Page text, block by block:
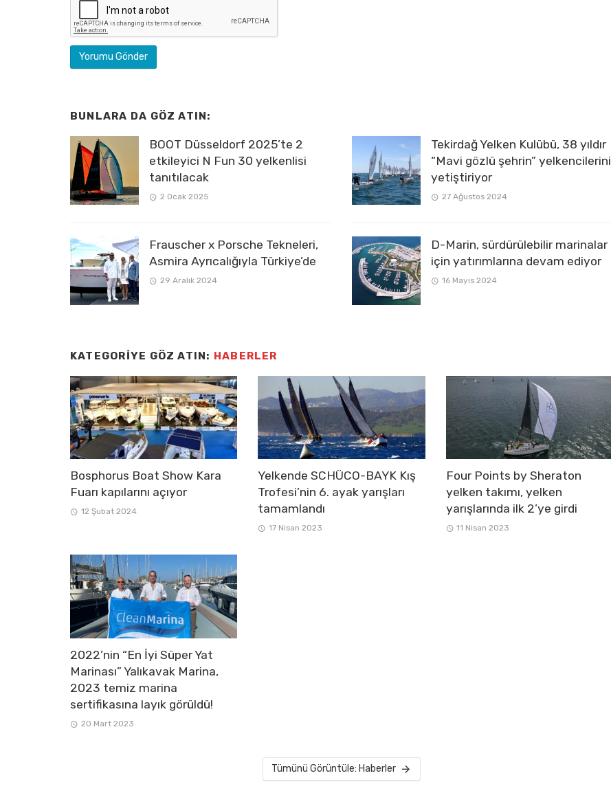
BUNLARA DA GÖZ ATIN:
BOOT Düsseldorf 2025’te 2
etkileyici N Fun 30 yelkenlisi
tanıtılacak
2 Ocak 2025
Frauscher x Porsche Tekneleri,
Asmira Ayrıcalığıyla Türkiye’de
29 Aralık 2024
Tekirdağ Yelken Kulübü, 38 yıldır
“Mavi gözlü şehrin” yelkencilerini
yetiştiriyor
27 Ağustos 2024
D-Marin, sürdürülebilir marinalar
için yatırımlarına devam ediyor
16 Mayıs 2024
KATEGORIYE GÖZ ATIN: HABERLER
Bosphorus Boat Show Kara
Fuarı kapılarını açıyor
12 Şubat 2024
Yelkende SCHÜCO-BAYK Kış
Trofesi’nin 6. ayak yarışları
tamamlandı
17 Nisan 2023
Four Points by Sheraton
yelken takımı, yelken
yarışlarında ilk 2’ye girdi
11 Nisan 2023
2022’nin “En İyi Süper Yat
Marinası” Yalıkavak Marina,
2023 temiz marina
sertifikasına layık görüldü!
20 Mart 2023
Tümünü Görüntüle: Haberler